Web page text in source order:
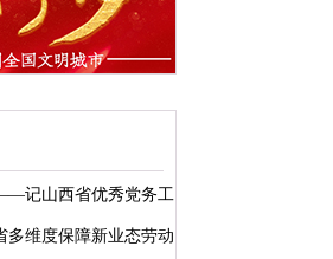
记山西省优秀党务工作...
维度保障新业态劳动者...